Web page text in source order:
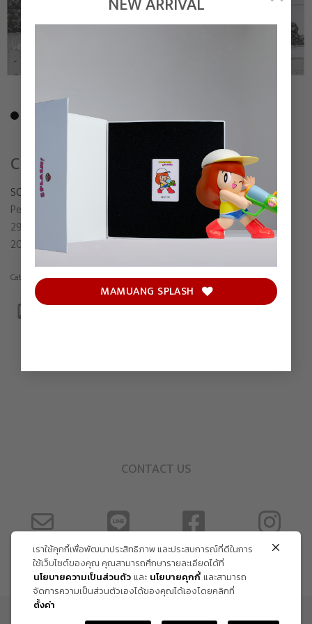
MAMUANG SPLASH
CRESCENT MOON BAY
SONGSIN T.
Pen and Pencil on paper
29 x 21 cm
2021
Category:Drawing
CONTACT US
ข้อกำหนด และเงื่อนไข
เราใช้คุกกี้เพื่อพัฒนาประสิทธิภาพ และประสบการณ์ที่ดีในการ
ใช้เว็บไซต์ของคุณ คุณสามารถศึกษารายละเอียดได้ที่
นโยบายความเป็นส่วนตัวและ นโยบายคุกกี้และสามารถ
จัดการความเป็นส่วนตัวเองได้ของคุณได้เองโดยคลิกที่
ตั้งค่า